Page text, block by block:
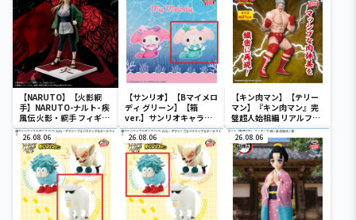
【NARUTO】【火影綱
手】NARUTO-ナルト- 疾
風伝 火影・綱手 フィギュ
ア～五影集結…!!～
【サンリオ】【Bマイメロ
ディ グリーン】【箱
ver.】サンリオキャラク
ターズ おおきな
SOFVIMATES～マイメロ
ディ マーメイドver. ～
【キン肉マン】【テリー
マン】『キン肉マン』完
璧超人始祖編 リアルフィ
ギュア-テリーマン-
26.08.06 26.08.06 26.08.06